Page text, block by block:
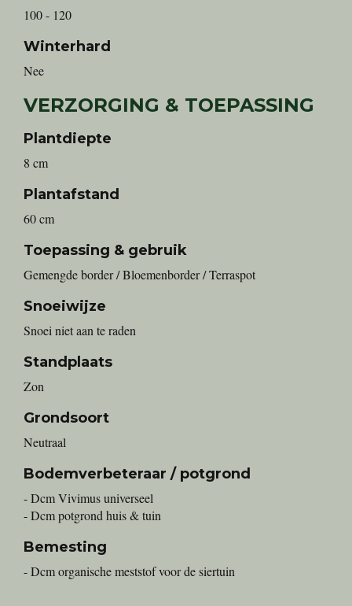
100 - 120
Winterhard
Nee
VERZORGING & TOEPASSING
Plantdiepte
8 cm
Plantafstand
60 cm
Toepassing & gebruik
Gemengde border / Bloemenborder / Terraspot
Snoeiwijze
Snoei niet aan te raden
Standplaats
Zon
Grondsoort
Neutraal
Bodemverbeteraar / potgrond
- Dcm Vivimus universeel
- Dcm potgrond huis & tuin
Bemesting
- Dcm organische meststof voor de siertuin